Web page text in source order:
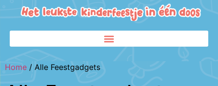
Home / Alle Feestgadgets